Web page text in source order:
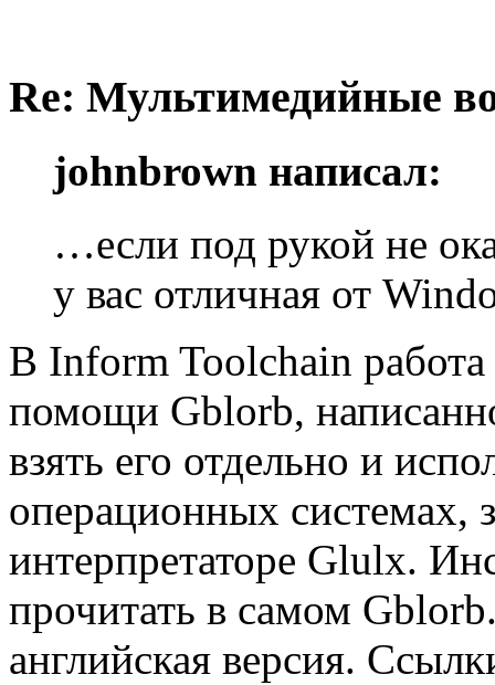
Re: Мультимедийные
johnbrown написал:
…если под рукой не
у вас отличная от
В Inform Toolchain
помощи Gblorb,
взять его отдельно и
операционных системах,
интерпретаторе Glulx.
прочитать в самом
английская версия.